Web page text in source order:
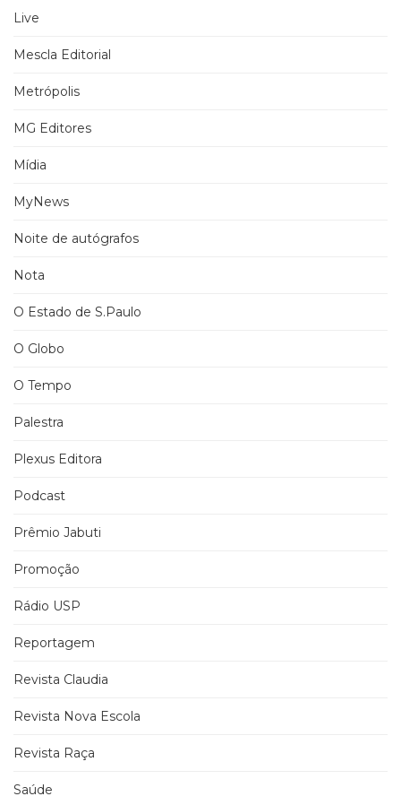
Live
Mescla Editorial
Metrópolis
MG Editores
Mídia
MyNews
Noite de autógrafos
Nota
O Estado de S.Paulo
O Globo
O Tempo
Palestra
Plexus Editora
Podcast
Prêmio Jabuti
Promoção
Rádio USP
Reportagem
Revista Claudia
Revista Nova Escola
Revista Raça
Saúde